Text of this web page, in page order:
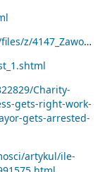
https://nowastrona.pfron.org.pl/fileadmin/files/z/4147_Zawodowy_dzia__acz_organizacji.pdf
Charity-
gets-right-work-
gets-arrested-
artykul/ile-